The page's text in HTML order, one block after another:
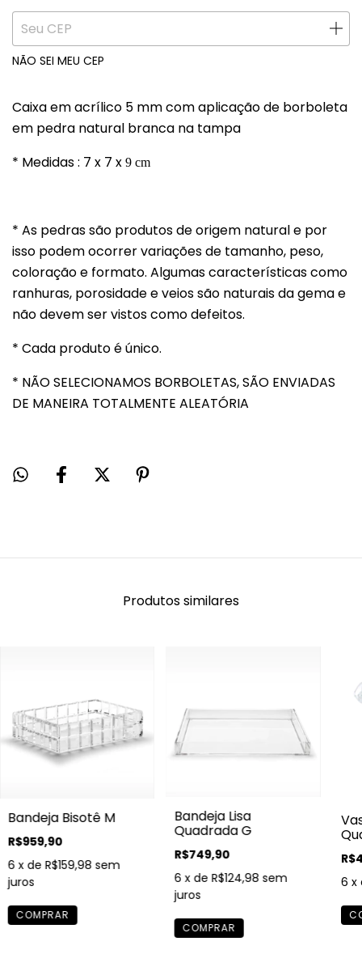
Entregas para o CEP:
ALTERAR CEP
NÃO SEI MEU CEP
Caixa em acrílico 5 mm com aplicação de borboleta
em pedra natural branca na tampa
* Medidas : 7 x 7 x 9 cm
* As pedras são produtos de origem natural e por
isso podem ocorrer variações de tamanho, peso,
coloração e formato. Algumas características como
ranhuras, porosidade e veios são naturais da gema e
não devem ser vistos como defeitos.
* Cada produto é único.
* NÃO SELECIONAMOS BORBOLETAS, SÃO ENVIADAS
DE MANEIRA TOTALMENTE ALEATÓRIA
Produtos similares
Bandeja Bisotê M
R$959,90
6 x de R$159,98 sem
juros
Bandeja Lisa
Quadrada G
R$749,90
6 x de R$124,98 sem
juros
6 x